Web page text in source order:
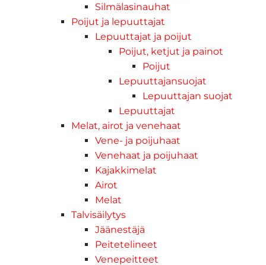
Silmälasinauhat
Poijut ja lepuuttajat
Lepuuttajat ja poijut
Poijut, ketjut ja painot
Poijut
Lepuuttajansuojat
Lepuuttajan suojat
Lepuuttajat
Melat, airot ja venehaat
Vene- ja poijuhaat
Venehaat ja poijuhaat
Kajakkimelat
Airot
Melat
Talvisäilytys
Jäänestäjä
Peitetelineet
Venepeitteet